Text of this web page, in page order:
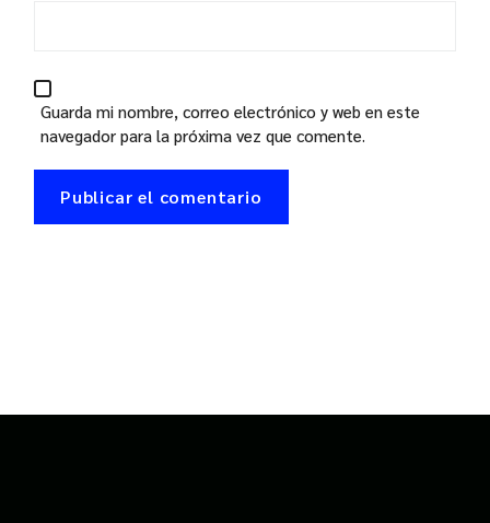
Guarda mi nombre, correo electrónico y web en este
navegador para la próxima vez que comente.